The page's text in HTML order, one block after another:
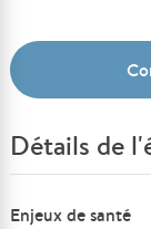
Détails de
Enjeux de santé